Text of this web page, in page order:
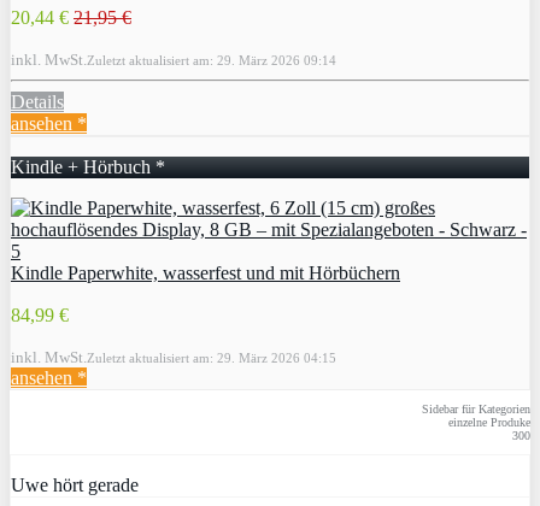
20,44 € 21,95 €
inkl. MwSt. Zuletzt aktualisiert am: 29. März 2026 09:14
Details
ansehen *
Kindle + Hörbuch *
Kindle Paperwhite, wasserfest und mit Hörbüchern
84,99 €
inkl. MwSt. Zuletzt aktualisiert am: 29. März 2026 04:15
ansehen *
Sidebar für Kategorien
einzelne Produke
300
Uwe hört gerade